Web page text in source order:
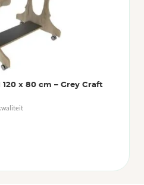
x 80 cm – Grey Craft